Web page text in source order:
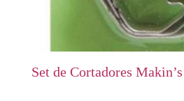
Set de Cortadores